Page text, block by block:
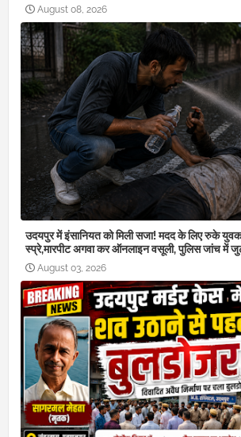
August 08, 2026
उदयपुर में इंसानियत को मिली सजा! मदद के लिए रुके
स्प्रे,मारपीट अगवा कर ऑनलाइन वसूली, पुलिस जांच में
August 03, 2026